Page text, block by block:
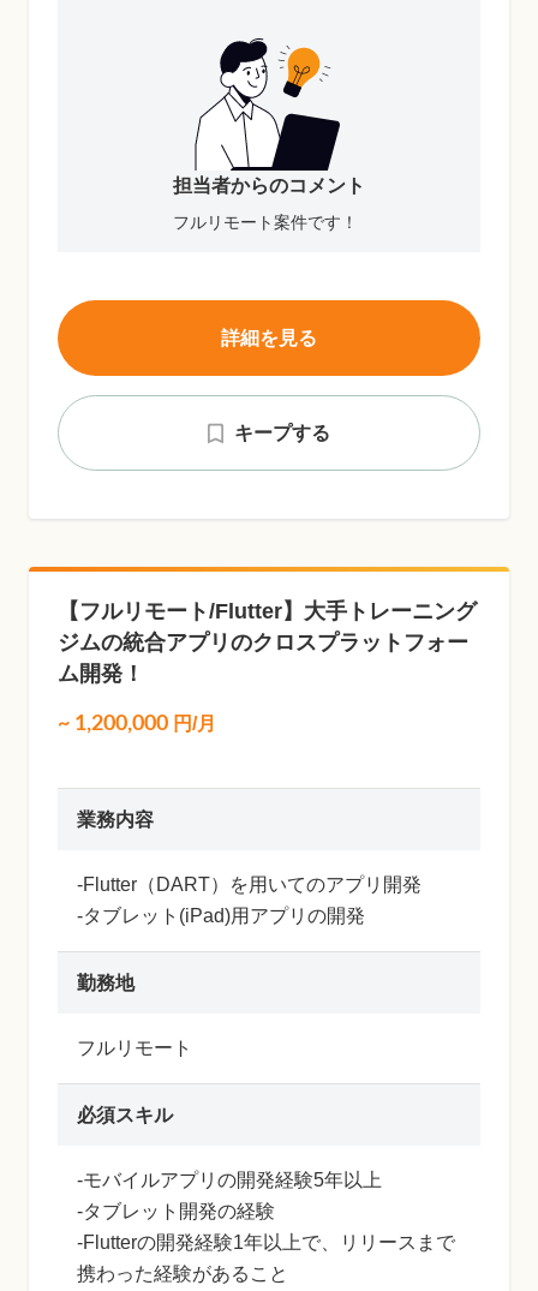
担当者からのコメント
フルリモート案件です！
キープする
詳細を見る
【フルリモート/Flutter】大手トレーニング
ジムの統合アプリのクロスプラットフォー
ム開発！
~ 1,200,000 円/月
業務内容
-Flutter（DART）を用いてのアプリ開発
-タブレット(iPad)用アプリの開発
勤務地
フルリモート
必須スキル
-モバイルアプリの開発経験5年以上
-タブレット開発の経験
-Flutterの開発経験1年以上で、リリースまで
携わった経験があること